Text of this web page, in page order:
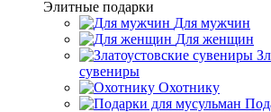
Элитные подарки
Для мужчин
Для женщин
сувениры
Охотнику